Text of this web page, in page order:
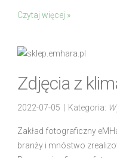
Czytaj więcej »
Zdjęcia z
2022-07-05 | Kategoria:
Zakład fotograficzny
branży i mnóstwo